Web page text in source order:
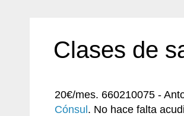
Clases de
20€/mes. 660210075 -
Cónsul . No hace falta